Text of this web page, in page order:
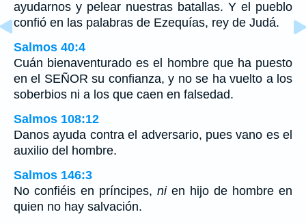
ayudarnos y pelear nuestras batallas. Y el pueblo
confió en las palabras de Ezequías, rey de Judá.
Salmos 40:4
Cuán bienaventurado es el hombre que ha puesto
en el SEÑOR su confianza, y no se ha vuelto a los
soberbios ni a los que caen en falsedad.
Salmos 108:12
Danos ayuda contra el adversario, pues vano es el
auxilio del hombre.
Salmos 146:3
No confiéis en príncipes, nien hijo de hombre en
quien no hay salvación.